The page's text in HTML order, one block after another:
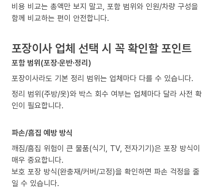
비용 비교는 총액만 보지 말고, 포함 범위와 인원/차량 구성을
함께 비교하는 편이 안전합니다.
포장이사 업체 선택 시 꼭 확인할 포인트
포함 범위(포장·운반·정리)
포장이사라도 기본 정리 범위는 업체마다 다를 수 있습니다.
정리 범위(주방/옷)와 박스 회수 여부는 업체마다 달라 사전 확
인이 필요합니다.
파손/흠집 예방 방식
깨짐/흠집 위험이 큰 물품(식기, TV, 전자기기)은 포장 방식이
매우 중요합니다.
보호 포장 방식(완충재/커버/고정)을 확인하면 파손 걱정을 줄
일 수 있습니다.